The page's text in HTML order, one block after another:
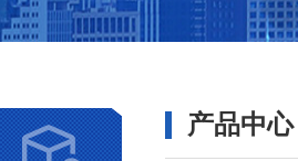
产品中心